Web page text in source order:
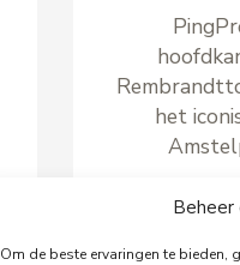
Beheer
Om de beste ervaringen te
het